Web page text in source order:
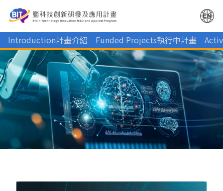
Introduction計畫介紹 Funded Projects執行中計畫